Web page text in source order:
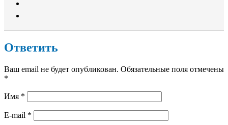
Ответить
Ваш email не будет опубликован. Обязательные поля отмечены
*
Имя *
E-mail *